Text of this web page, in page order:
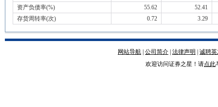
资产负债率(%)
55.62
52.41
存货周转率(次)
0.72 3.29
网站导航 公司简介 法律声明
诚聘
欢迎访问证券之星！请点此